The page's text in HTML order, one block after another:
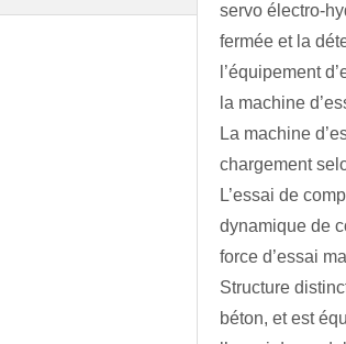
servo électro-
fermée et la
l’équipement
la machine
La machine
chargement
L’essai de
dynamique de
force d’essai
Structure
béton, et est